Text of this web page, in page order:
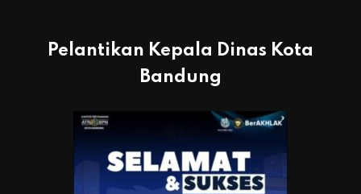
Pelantikan Kepala Dinas Kota
Bandung